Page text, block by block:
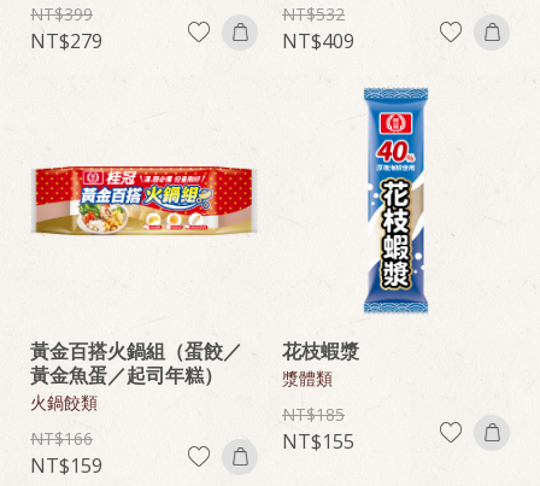
399
279
532
409
黃金百搭火鍋組（蛋餃／
黃金魚蛋／起司年糕）
火鍋餃類
166
159
花枝蝦漿
漿體類
185
155